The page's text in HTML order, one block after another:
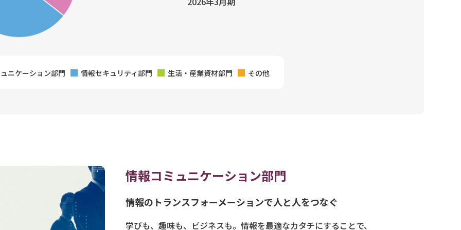
ニケーション部門 情報セキュリティ部門 生活・産業資材部門 その他
情報コミュニケーション部⾨
情報のトランスフォーメーションで人と人をつなぐ
学びも、趣味も、ビジネスも。情報を最適なカタチにすることで、